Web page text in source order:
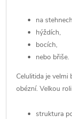
na
hýždích,
bocích,
nebo břiše.
Celulitida je velmi
obézní. Velkou
struktura